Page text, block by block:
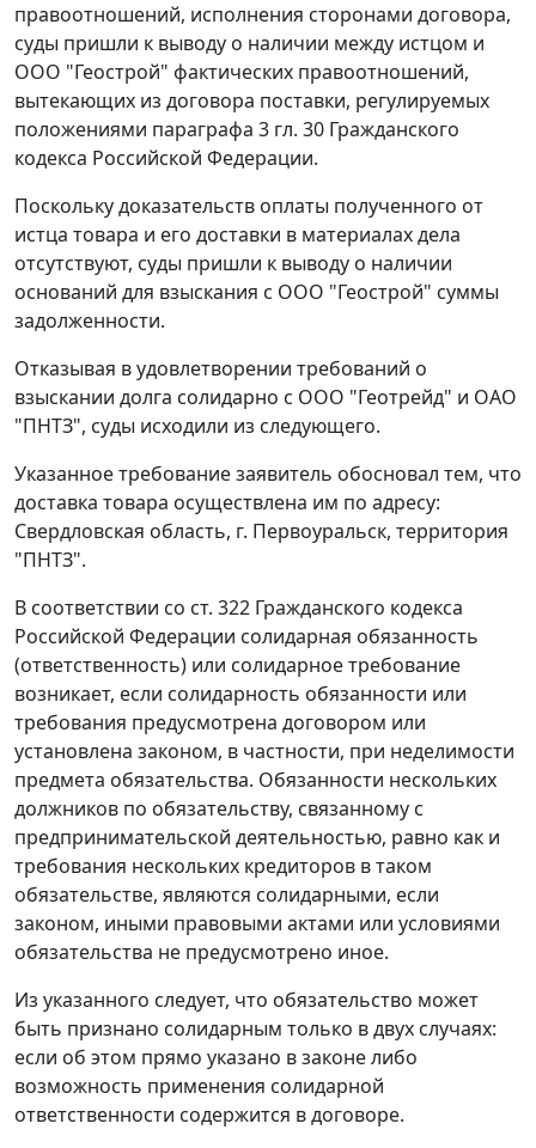
правоотношений, исполнения сторонами договора,
суды пришли к выводу о наличии между истцом и
ООО "Геострой" фактических правоотношений,
вытекающих из договора поставки, регулируемых
положениями параграфа 3 гл. 30 Гражданского
кодекса Российской Федерации.
Поскольку доказательств оплаты полученного от
истца товара и его доставки в материалах дела
отсутствуют, суды пришли к выводу о наличии
оснований для взыскания с ООО "Геострой" суммы
задолженности.
Отказывая в удовлетворении требований о
взыскании долга солидарно с ООО "Геотрейд" и ОАО
"ПНТЗ", суды исходили из следующего.
Указанное требование заявитель обосновал тем, что
доставка товара осуществлена им по адресу:
Свердловская область, г. Первоуральск, территория
"ПНТЗ".
В соответствии со ст. 322 Гражданского кодекса
Российской Федерации солидарная обязанность
(ответственность) или солидарное требование
возникает, если солидарность обязанности или
требования предусмотрена договором или
установлена законом, в частности, при неделимости
предмета обязательства. Обязанности нескольких
должников по обязательству, связанному с
предпринимательской деятельностью, равно как и
требования нескольких кредиторов в таком
обязательстве, являются солидарными, если
законом, иными правовыми актами или условиями
обязательства не предусмотрено иное.
Из указанного следует, что обязательство может
быть признано солидарным только в двух случаях:
если об этом прямо указано в законе либо
возможность применения солидарной
ответственности содержится в договоре.